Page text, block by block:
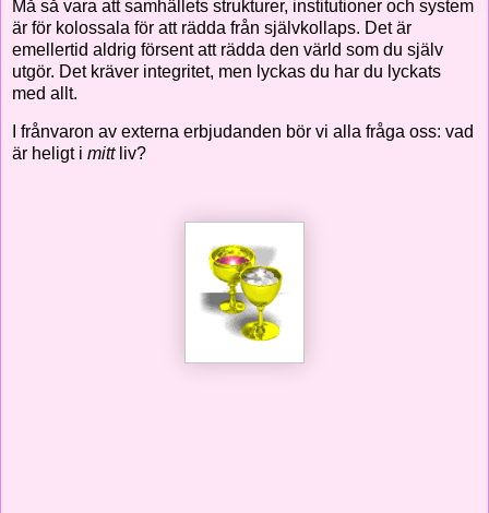
Må så vara att samhällets strukturer, institutioner och system
är för kolossala för att rädda från självkollaps. Det är
emellertid aldrig försent att rädda den värld som du själv
utgör. Det kräver integritet, men lyckas du har du lyckats
med allt.
I frånvaron av externa erbjudanden bör vi alla fråga oss: vad
är heligt i mitt liv?